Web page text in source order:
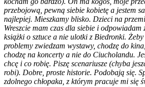
przebojową, pewną siebie kobietę a jestem
najlepiej. Mieszkamy blisko. Dzieci na
Wreszcie mam czas dla siebie i odpowiadam
książki o sztuce a nie ulotki z Biedronki. Żeby
problemy zwiedzam wystawy, chodzę do
chodzę na koncerty a nie do Ciucholandu.
chcę i co robię. Piszę scenariusze (chyba
robi). Dobre, proste historie. Podobają się.
zdolnego chłopaka, z którym pracuje mi się